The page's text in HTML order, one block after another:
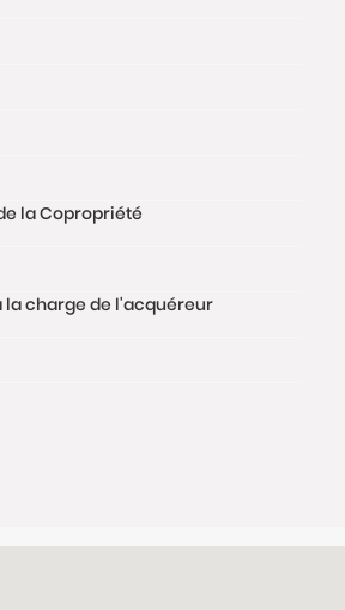
la Copropriété
la charge de l'acquéreur